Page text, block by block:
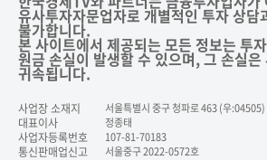
유사투자자문업자로 개별적인 투자 상담
불가합니다.
본 사이트에서 제공되는 모든 정보는 투
원금 손실이 발생할 수 있으며, 그 손실은
귀속됩니다.
사업장 소재지 서울특별시 중구 청파로 463 (우
대표이사 정종태
사업자등록번호 107-81-70183
통신판매업신고 서울중구 2022-0572호